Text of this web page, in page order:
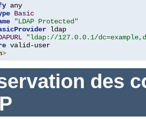
any
Basic
"LDAP Protected"
ldap
"ldap://127.0.0.1/
>
des